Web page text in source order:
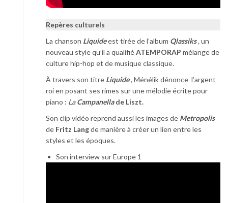
Repères culturels
La chanson Liquideest tirée de l’album Qlassiks,un
nouveau style qu’il a qualifiéATEMPORAP mélange de
culture hip-hop et de musique classique.
À travers son titre Liquide, Ménélik dénonce l’argent
roi en posant ses rimes sur une mélodie écrite pour
piano : LaCampanellade Liszt.
Son clip vidéo reprend aussi les images de Metropolis
de Fritz Langde manière à créer un lien entre les
styles et les époques.
Son interview sur Europe 1